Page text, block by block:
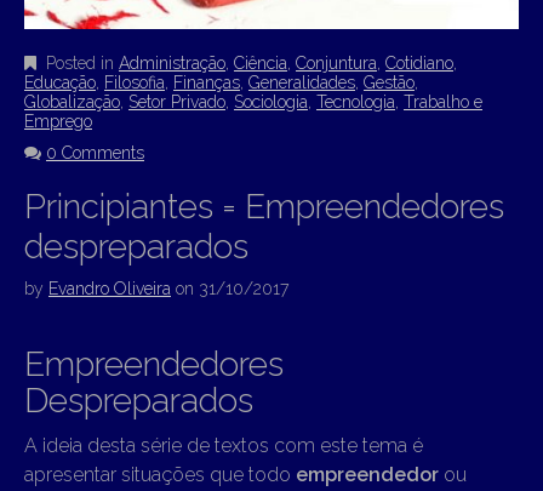
Posted in Administração, Ciência, Conjuntura, Cotidiano,
Educação, Filosofia, Finanças, Generalidades, Gestão,
Globalização, Setor Privado, Sociologia, Tecnologia, Trabalho e
Emprego
0 Comments
Principiantes = Empreendedores
despreparados
by Evandro Oliveira on 31/10/2017
Empreendedores
Despreparados
A ideia desta série de textos com este tema é
apresentar situações que todo empreendedor ou